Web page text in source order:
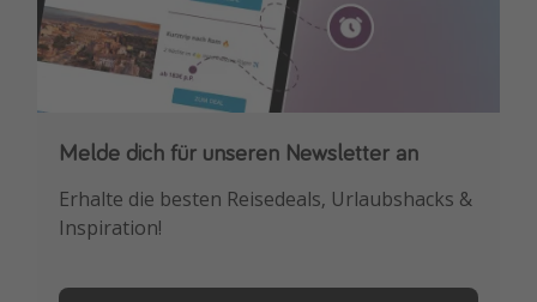
Melde dich für unseren Newsletter an
Erhalte die besten Reisedeals, Urlaubshacks &
Inspiration!
Downloade unsere App
Buche die besten Reiseschnäppchen als
Erstes.